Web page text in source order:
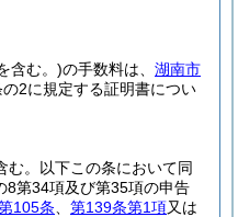
含む。)の手数料は、 湖南市
2に規定する証明書につい
む。以下この条において同
8第34項及び第35項の申告
105条 第139条第1項又は